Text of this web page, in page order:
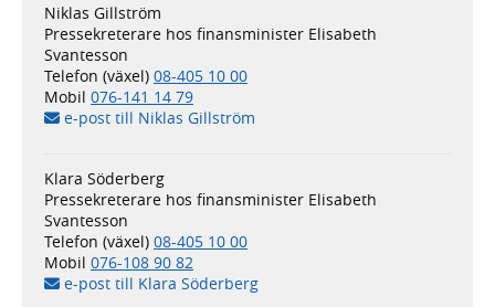
Niklas Gillström
Pressekreterare hos finansminister Elisabeth
Svantesson
Telefon (växel) 08-405 10 00
Mobil 076-141 14 79
e-post till Niklas Gillström
Klara Söderberg
Pressekreterare hos finansminister Elisabeth
Svantesson
Telefon (växel) 08-405 10 00
Mobil 076-108 90 82
e-post till Klara Söderberg